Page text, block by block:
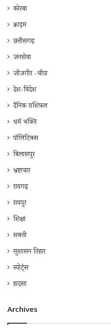
कोरबा
क्राइम
छत्तीसगढ़
जनसेवा
जाँजगीर -चाँपा
देश-विदेश
दैनिक राशिफ़ल
धर्म भक्ति
पॉलिटिक्स
बिलासपुर
भ्रष्टाचार
रायगढ़
रायपुर
शिक्षा
सक्ती
सुशासन तिहार
स्पोर्ट्स
हादसा
Archives